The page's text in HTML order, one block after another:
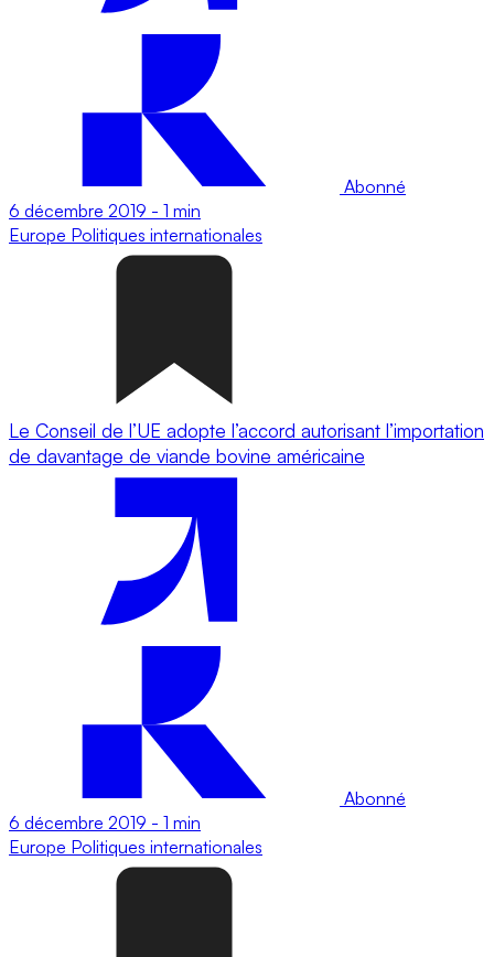
Abonné
6 décembre 2019 - 1 min
Europe Politiques internationales
Le Conseil de l’UE adopte l’accord autorisant l’importation
de davantage de viande bovine américaine
Abonné
6 décembre 2019 - 1 min
Europe Politiques internationales